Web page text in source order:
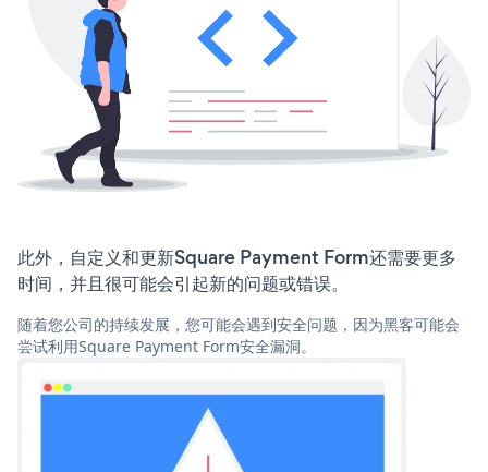
此外，自定义和更新Square Payment Form还需要更多
时间，并且很可能会引起新的问题或错误。
随着您公司的持续发展，您可能会遇到安全问题，因为黑客可能会
尝试利用Square Payment Form安全漏洞。